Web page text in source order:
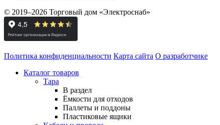
© 2019–2026 Торговый дом «Электроснаб»
Политика конфиденциальности Карта сайта О разработчике
Каталог товаров
Тара
В раздел
Ёмкости для отходов
Паллеты и поддоны
Пластиковые ящики